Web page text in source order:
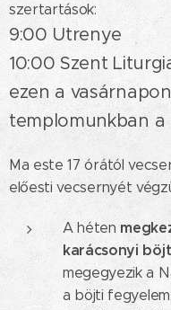
szertartások:
9:00 Utrenye
10:00 Szent
ezen a
templomunkban a
Ma este 17 órától
előesti vecsernyét
A héten
karácsonyi
megegyezik a
a böjti